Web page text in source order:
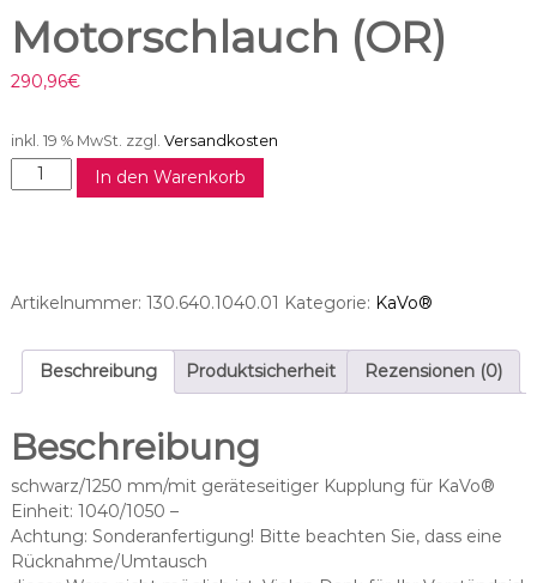
Motorschlauch (OR)
290,96€
inkl. 19 % MwSt. zzgl. Versandkosten
S
I
M
r
s
c
h
In den Warenkorb
Artikelnummer: 130.640.1040.01 Kategorie: KaVo®
Beschreibung Produktsicherheit Rezensionen (0)
Beschreibung
schwarz/1250 mm/mit geräteseitiger Kupplung für KaVo®
Einheit: 1040/1050 –
Achtung: Sonderanfertigung! Bitte beachten Sie, dass eine
Rücknahme/Umtausch